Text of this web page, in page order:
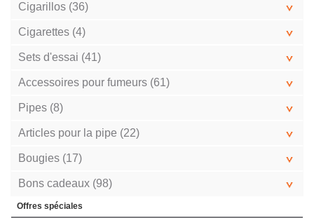
Cigarillos (36)
Cigarettes (4)
Sets d'essai (41)
Accessoires pour fumeurs (61)
Pipes (8)
Articles pour la pipe (22)
Bougies (17)
Bons cadeaux (98)
Offres spéciales